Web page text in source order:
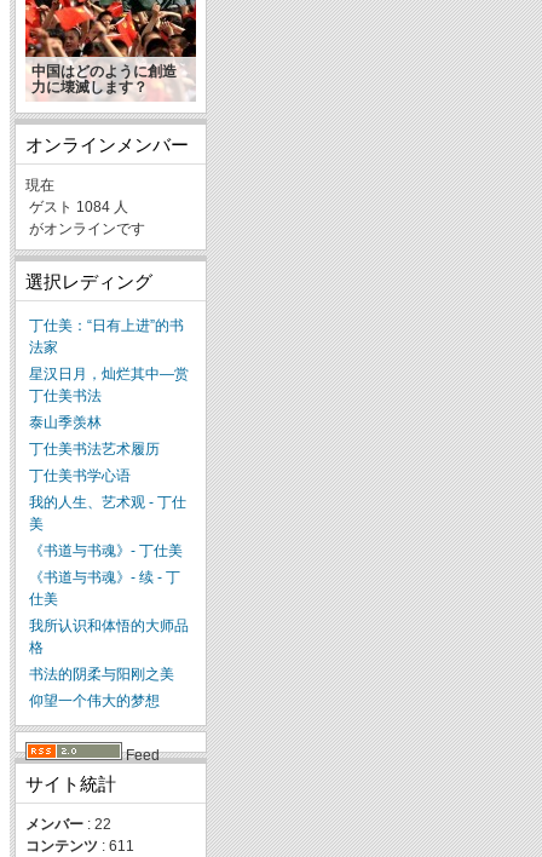
中国はどのように創造
力に壊滅します？
オンラインメンバー
現在
ゲスト 1084 人
がオンラインです
選択レディング
丁仕美：“日有上进”的书
法家
星汉日月，灿烂其中—赏
丁仕美书法
泰山季羡林
丁仕美书法艺术履历
丁仕美书学心语
我的人生、艺术观 - 丁仕
美
《书道与书魂》- 丁仕美
《书道与书魂》- 续 - 丁
仕美
我所认识和体悟的大师品
格
书法的阴柔与阳刚之美
仰望一个伟大的梦想
Feed
サイト統計
メンバー : 22
コンテンツ : 611